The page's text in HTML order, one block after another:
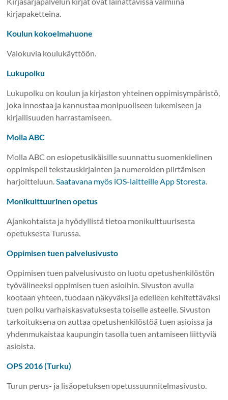
kirjapaketteina.
Koulun kokoelmahuone
Valokuvia koulukäyttöön.
Lukupolku
Lukupolku on koulun ja kirjaston yhteinen oppimisympäristö,
joka innostaa ja kannustaa monipuoliseen lukemiseen ja
kirjallisuuden harrastamiseen.
Molla ABC
Molla ABC on esiopetusikäisille suunnattu suomenkielinen
oppimispeli tekstauskirjainten ja numeroiden piirtämisen
harjoitteluun.Saatavana myös iOS-laitteille App Storesta.
Monikulttuurinen opetus
Ajankohtaista ja hyödyllistä tietoa monikulttuurisesta
opetuksesta Turussa.
Oppimisen tuen palvelusivusto
Oppimisen tuen palvelusivusto on luotu opetushenkilöstön
työvälineeksi oppimisen tuen asioihin. Sivuston avulla
kootaan yhteen, tuodaan näkyväksi ja edelleen kehitettäväksi
tuen polku varhaiskasvatuksesta toiselle asteelle. Sivuston
tarkoituksena on auttaa opetushenkilöstöä tuen asioissa ja
yhdenmukaistaa kaupungin tasolla tuen antamiseen liittyviä
asioista.
OPS 2016 (Turku)
Turun perus- ja lisäopetuksen opetussuunnitelmasivusto.